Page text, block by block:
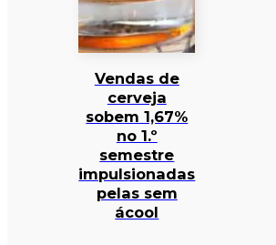
Vendas de
cerveja
sobem 1,67%
no 1.º
semestre
impulsionadas
pelas sem
ácool